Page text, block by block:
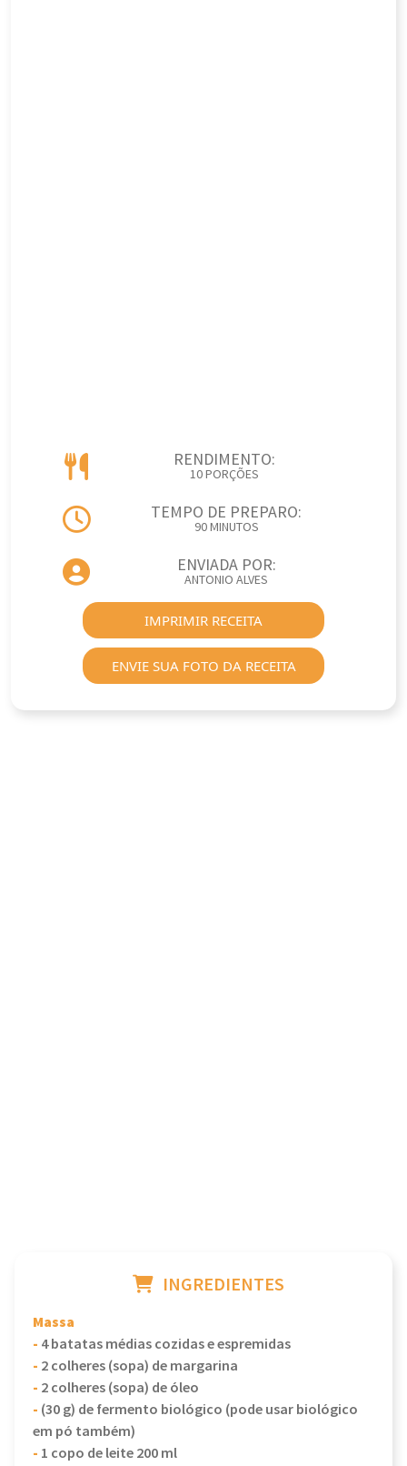
RENDIMENTO:
10 PORÇÕES
TEMPO DE PREPARO:
90 MINUTOS
ENVIADA POR:
ANTONIO ALVES
IMPRIMIR RECEITA
ENVIE SUA FOTO DA RECEITA
INGREDIENTES
Massa
- 4 batatas médias cozidas e espremidas
- 2 colheres (sopa) de margarina
- 2 colheres (sopa) de óleo
- (30 g) de fermento biológico (pode usar biológico
em pó também)
- 1 copo de leite 200 ml